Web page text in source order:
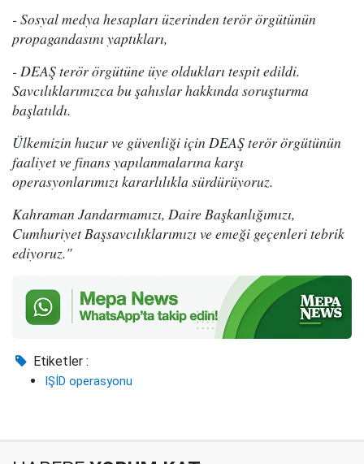
- Sosyal medya hesapları üzerinden terör örgütünün
propagandasını yaptıkları,
- DEAŞ terör örgütüne üye oldukları tespit edildi.
Savcılıklarımızca bu şahıslar hakkında soruşturma
başlatıldı.
Ülkemizin huzur ve güvenliği için DEAŞ terör örgütünün
faaliyet ve finans yapılanmalarına karşı
operasyonlarımızı kararlılıkla sürdürüyoruz.
Kahraman Jandarmamızı, Daire Başkanlığımızı,
Cumhuriyet Başsavcılıklarımızı ve emeği geçenleri tebrik
ediyoruz."
Etiketler :
IŞİD operasyonu